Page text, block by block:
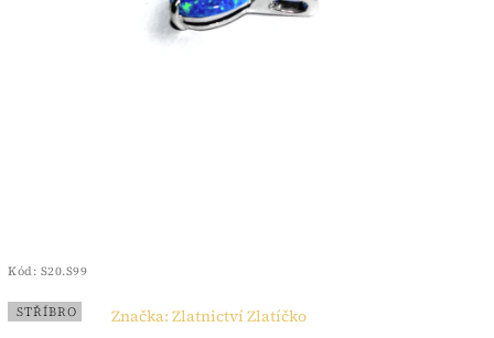
Kód: S20.S99
STŘÍBRO Značka: Zlatnictví Zlatíčko